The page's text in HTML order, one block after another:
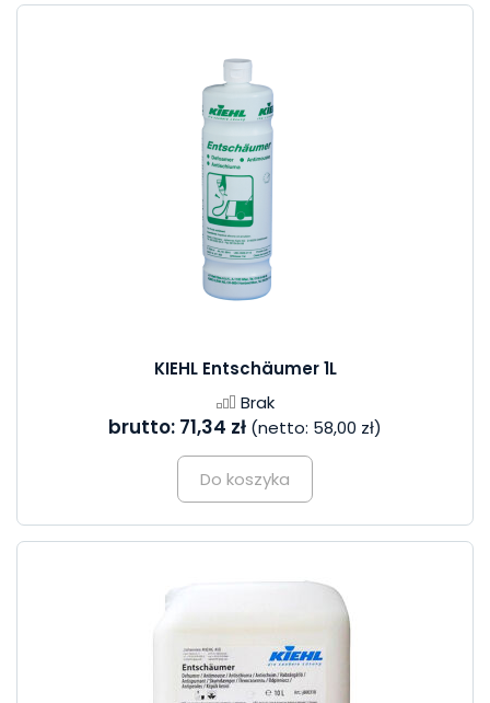
KIEHL Entschäumer 1L
Brak
brutto: 71,34 zł (netto: 58,00 zł)
Do koszyka